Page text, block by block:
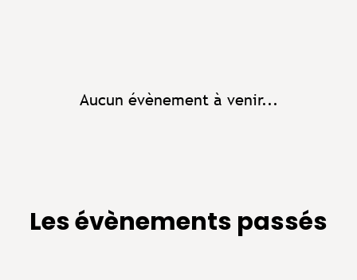
Aucun évènement à venir...
Les évènements passés